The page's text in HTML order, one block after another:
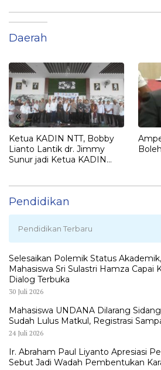
Daerah
«
Ketua KADIN NTT, Bobby
Lianto Lantik dr. Jimmy
Sunur jadi Ketua KADIN
Pendidikan
Pendidikan Terbaru
Selesaikan Polemik Status
Mahasiswa Sri Sulastri Hamza Capai
Dialog Terbuka
30 Juli 2026
Mahasiswa UNDANA Dilarang
Sudah Lulus Matkul, Registrasi
24 Juli 2026
Ir. Abraham Paul Liyanto Apresiasi
Sebut Jadi Wadah Pembentukan